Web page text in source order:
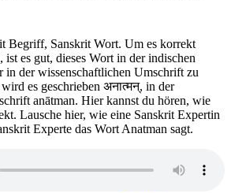
Begriff, Sanskrit Wort. Um es korrekt
ist es gut, dieses Wort in der indischen
in der wissenschaftlichen Umschrift zu
es geschrieben अनात्मन्, in der
anātman. Hier kannst du hören, wie
Lausche hier, wie eine Sanskrit Expertin
Experte das Wort Anatman sagt.